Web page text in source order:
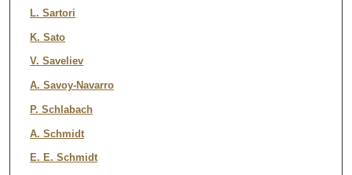
L. Sartori
K. Sato
V. Saveliev
A. Savoy-Navarro
P. Schlabach
A. Schmidt
E. E. Schmidt